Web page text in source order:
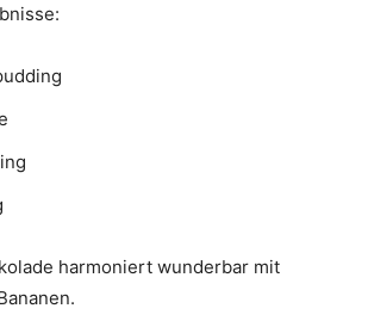
harmoniert wunderbar mit